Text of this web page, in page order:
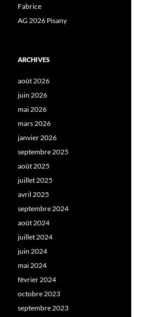
Fabrice
AG 2026 Pisany
ARCHIVES
août 2026
juin 2026
mai 2026
mars 2026
janvier 2026
septembre 2025
août 2025
juillet 2025
avril 2025
septembre 2024
août 2024
juillet 2024
juin 2024
mai 2024
février 2024
octobre 2023
septembre 2023